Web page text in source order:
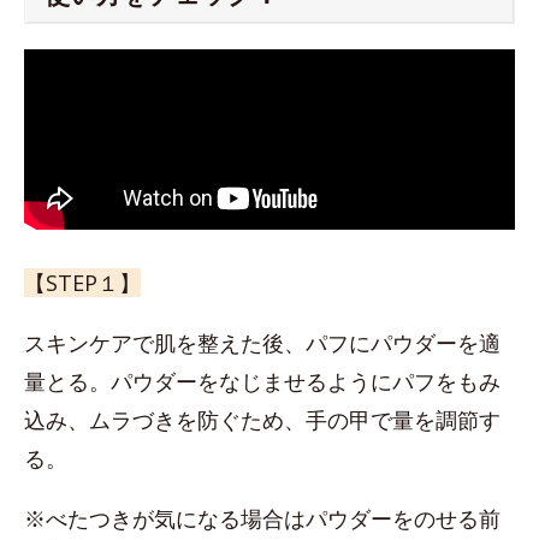
【STEP１】
スキンケアで肌を整えた後、パフにパウダーを適
量とる。パウダーをなじませるようにパフをもみ
込み、ムラづきを防ぐため、手の甲で量を調節す
る。
※べたつきが気になる場合はパウダーをのせる前